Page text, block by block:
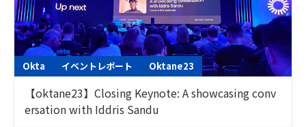
Okta イベントレポート Oktane23
【oktane23】Closing Keynote: A showcasing conv
ersation with Iddris Sandu